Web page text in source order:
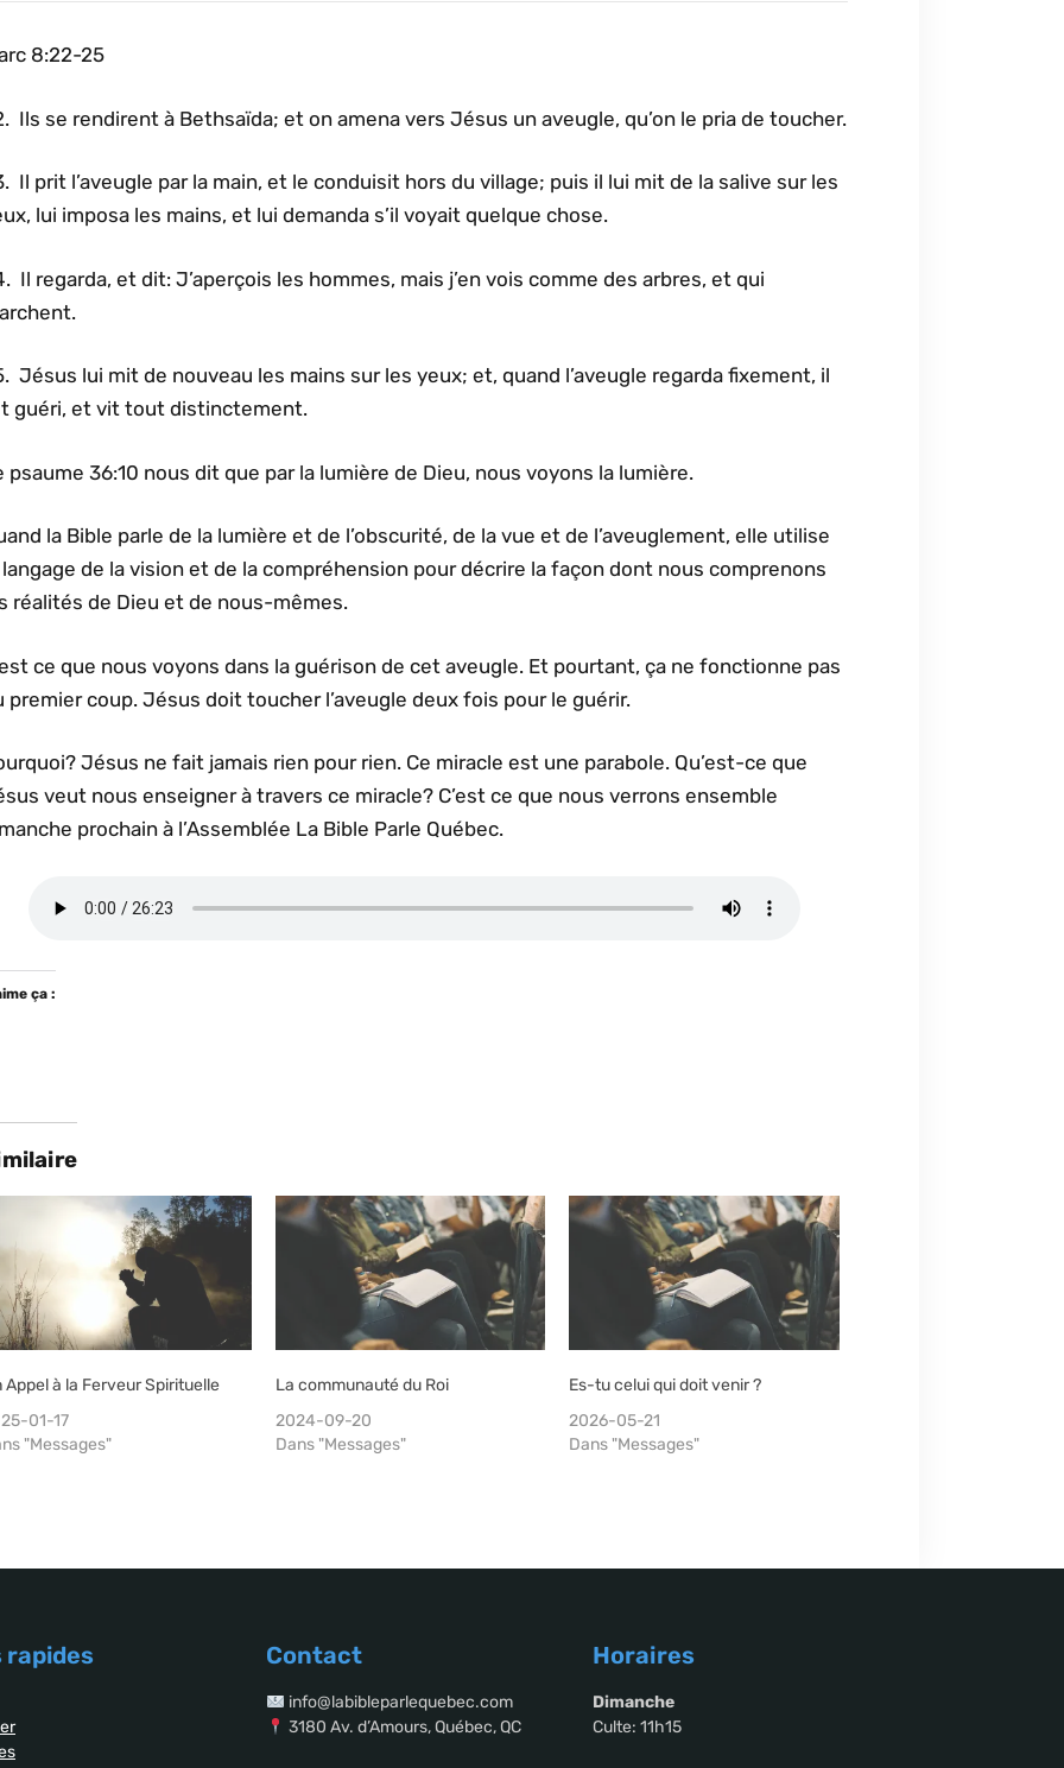
8:22-25
Ils se rendirent à Bethsaïda; et on amena vers Jésus un aveugle, qu’on le pria de toucher.
Il prit l’aveugle par la main, et le conduisit hors du village; puis il lui mit de la salive sur les
lui imposa les mains, et lui demanda s’il voyait quelque chose.
Il regarda, et dit: J’aperçois les hommes, mais j’en vois comme des arbres, et qui
Jésus lui mit de nouveau les mains sur les yeux; et, quand l’aveugle regarda fixement, il
guéri, et vit tout distinctement.
psaume 36:10 nous dit que par la lumière de Dieu, nous voyons la lumière.
la Bible parle de la lumière et de l’obscurité, de la vue et de l’aveuglement, elle utilise
de la vision et de la compréhension pour décrire la façon dont nous comprenons
réalités de Dieu et de nous-mêmes.
ce que nous voyons dans la guérison de cet aveugle. Et pourtant, ça ne fonctionne pas
premier coup. Jésus doit toucher l’aveugle deux fois pour le guérir.
Jésus ne fait jamais rien pour rien. Ce miracle est une parabole. Qu’est-ce que
veut nous enseigner à travers ce miracle? C’est ce que nous verrons ensemble
prochain à l’Assemblée La Bible Parle Québec.
ça :
Appel à la Ferveur Spirituelle
01-17
"Messages"
La communauté du Roi
2024-09-20
Dans "Messages"
Es-tu celui qui doit venir ?
2026-05-21
Dans "Messages"
rapides Contact
info@labibleparlequebec.com
3180 Av. d’Amours, Québec, QC
Horaires
Dimanche
Culte: 11h15